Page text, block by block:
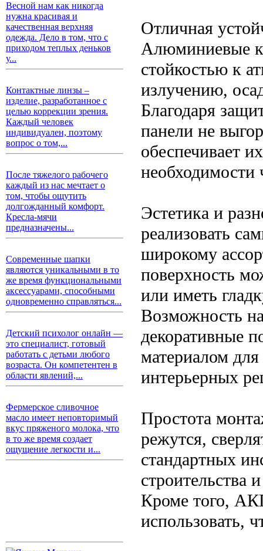
Весной нам как никогда
нужна красивая и
качественная верхняя
одежда. Дело в том, что с
приходом теплых деньков
у...
Контактные линзы –
изделие, разработанное с
целью коррекции зрения.
Каждый человек
индивидуален, поэтому
вопрос о том,...
После тяжелого рабочего
каждый из нас мечтает о
том, чтобы ощутить
долгожданный комфорт.
Кресла-мячи
предназначены...
Современные шапки
являются уникальными в то
же время функциональными
аксессуарами, способными
одновременно справляться...
Детский психолог онлайн —
это специалист, готовый
работать с детьми любого
возраста. Он компетентен в
области явлений,...
Фермерское сливочное
масло имеет неповторимый
вкус пряженого молока, что
в то же время создает
ощущение легкости и...
Отличная
Алюминиевые
стойкостью к
излучению,
Благодаря
панели не
обеспечивает
необходимости
Эстетика и
реализовать
широкому
поверхность
или иметь
Возможность
декоративные
материалом
интерьерных
Простота
режутся,
стандартных
строительства
Кроме того,
использовать,